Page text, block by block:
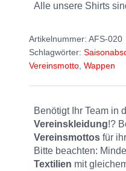
Alle unsere Shirts
Artikelnummer: AFS-020
Schlagwörter:
Vereinsmotto Wappen
Benötigt Ihr Team in
Vereinskleidung!?
Vereinsmottos für
Bitte beachten:
Textilien mit